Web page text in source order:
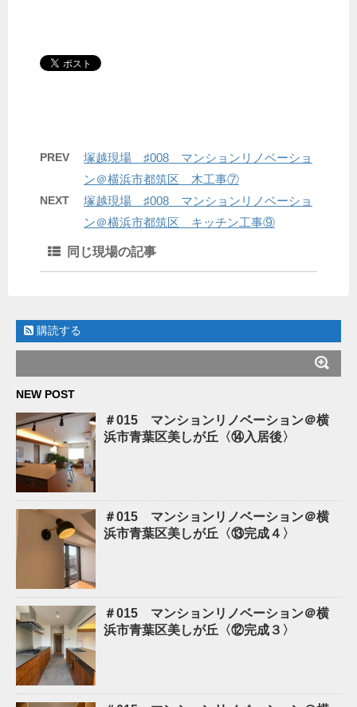
PREV
塚越現場 ♯008 マンションリノベーショ
ン＠横浜市都筑区 木工事⑦
NEXT
塚越現場 ♯008 マンションリノベーショ
ン＠横浜市都筑区 キッチン工事⑨
同じ現場の記事
購読する
NEW POST
＃015 マンションリノベーション＠横
浜市青葉区美しが丘〈⑭入居後〉
＃015 マンションリノベーション＠横
浜市青葉区美しが丘〈⑬完成４〉
＃015 マンションリノベーション＠横
浜市青葉区美しが丘〈⑫完成３〉